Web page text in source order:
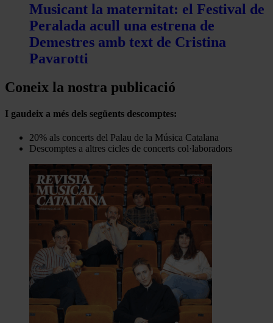
Musicant la maternitat: el Festival de
Peralada acull una estrena de
Demestres amb text de Cristina
Pavarotti
Coneix la nostra publicació
I gaudeix a més dels següents descomptes:
20% als concerts del Palau de la Música Catalana
Descomptes a altres cicles de concerts col·laboradors